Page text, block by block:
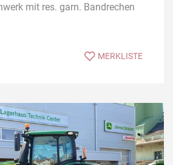
mit res. garn. Bandrechen
MERKLISTE